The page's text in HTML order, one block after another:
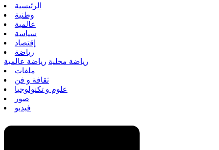
الرئيسية
وطنية
عالمية
سياسة
إقتصاد
رياضة
رياضة محلية رياضة عالمية
ملفات
ثقافة و فن
علوم و تكنولوجيا
صور
فيديو